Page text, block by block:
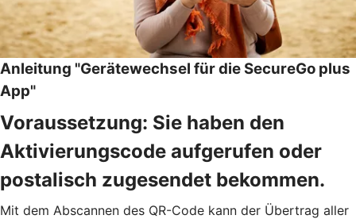
Anleitung "Gerätewechsel für die SecureGo plus
App"
Voraussetzung: Sie haben den
Aktivierungscode aufgerufen oder
postalisch zugesendet bekommen.
Mit dem Abscannen des QR-Code kann der Übertrag aller